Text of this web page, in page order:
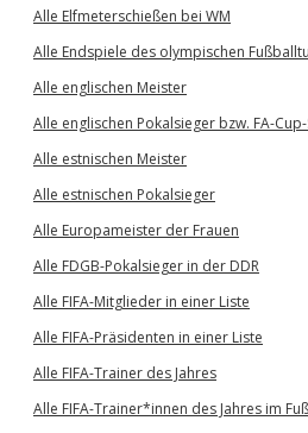
Alle Elfmeterschießen bei WM
Alle Endspiele des olympischen
Alle englischen Meister
Alle englischen Pokalsieger bzw. FA-
Alle estnischen Meister
Alle estnischen Pokalsieger
Alle Europameister der Frauen
Alle FDGB-Pokalsieger in der DDR
Alle FIFA-Mitglieder in einer Liste
Alle FIFA-Präsidenten in einer Liste
Alle FIFA-Trainer des Jahres
Alle FIFA-Trainer*innen des Jahres im